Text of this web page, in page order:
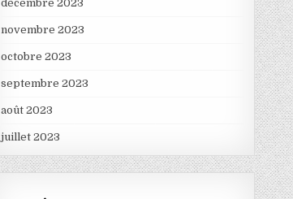
décembre 2023
novembre 2023
octobre 2023
septembre 2023
août 2023
juillet 2023